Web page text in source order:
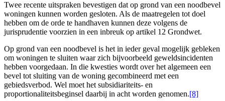
Twee recente uitspraken bevestigen dat op grond van een noodbevel
woningen kunnen worden gesloten. Als de maatregelen tot doel
hebben om de orde te handhaven kunnen deze volgens de
jurisprudentie voorzien in een inbreuk op artikel 12 Grondwet.
Op grond van een noodbevel is het in ieder geval mogelijk gebleken
om woningen te sluiten waar zich bijvoorbeeld geweldsincidenten
hebben voorgedaan. In die kwesties wordt over het algemeen een
bevel tot sluiting van de woning gecombineerd met een
gebiedsverbod. Wel moet het subsidiariteits- en
proportionaliteitsbeginsel daarbij in acht worden genomen.[8]